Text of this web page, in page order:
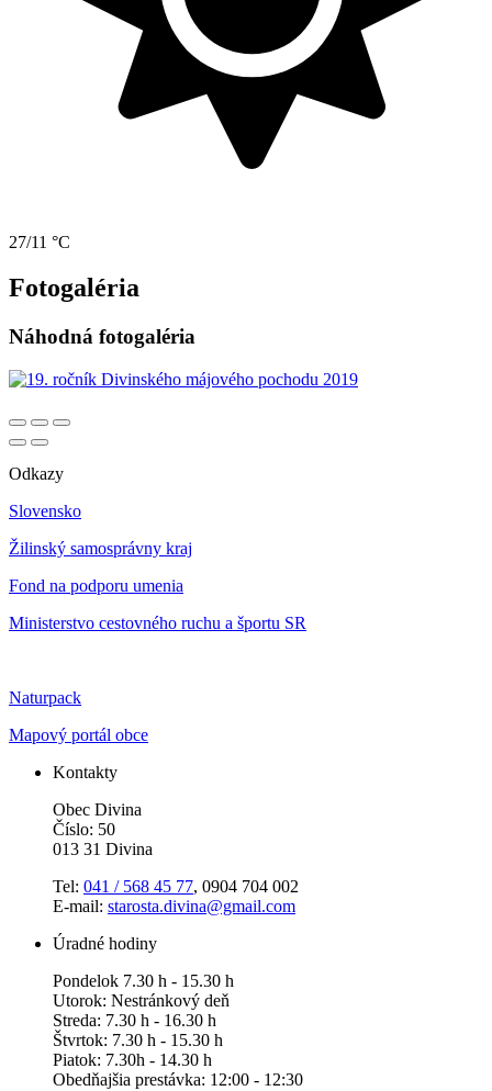
27/11 °C
Fotogaléria
Náhodná fotogaléria
Odkazy
Slovensko
Žilinský samosprávny kraj
Fond na podporu umenia
Ministerstvo cestovného ruchu a športu SR
Naturpack
Mapový portál obce
Kontakty
Obec Divina
Číslo: 50
013 31 Divina
Tel: 041 / 568 45 77, 0904 704 002
E-mail: starosta.divina@gmail.com
Úradné hodiny
Pondelok 7.30 h - 15.30 h
Utorok: Nestránkový deň
Streda: 7.30 h - 16.30 h
Štvrtok: 7.30 h - 15.30 h
Piatok: 7.30h - 14.30 h
Obedňajšia prestávka: 12:00 - 12:30